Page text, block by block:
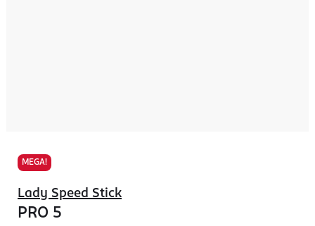
MEGA!
Lady Speed Stick
PRO 5